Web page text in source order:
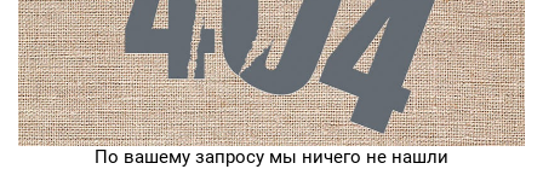
По вашему запросу мы ничего не нашли